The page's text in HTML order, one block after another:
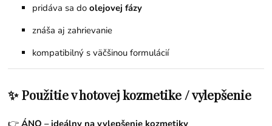
pridáva sa doolejovej fázy
znáša aj zahrievanie
kompatibilný s väčšinou formulácií
✨ Použitie v hotovej kozmetike / vylepšenie
👉ÁNO – ideálny na vylepšenie kozmetiky